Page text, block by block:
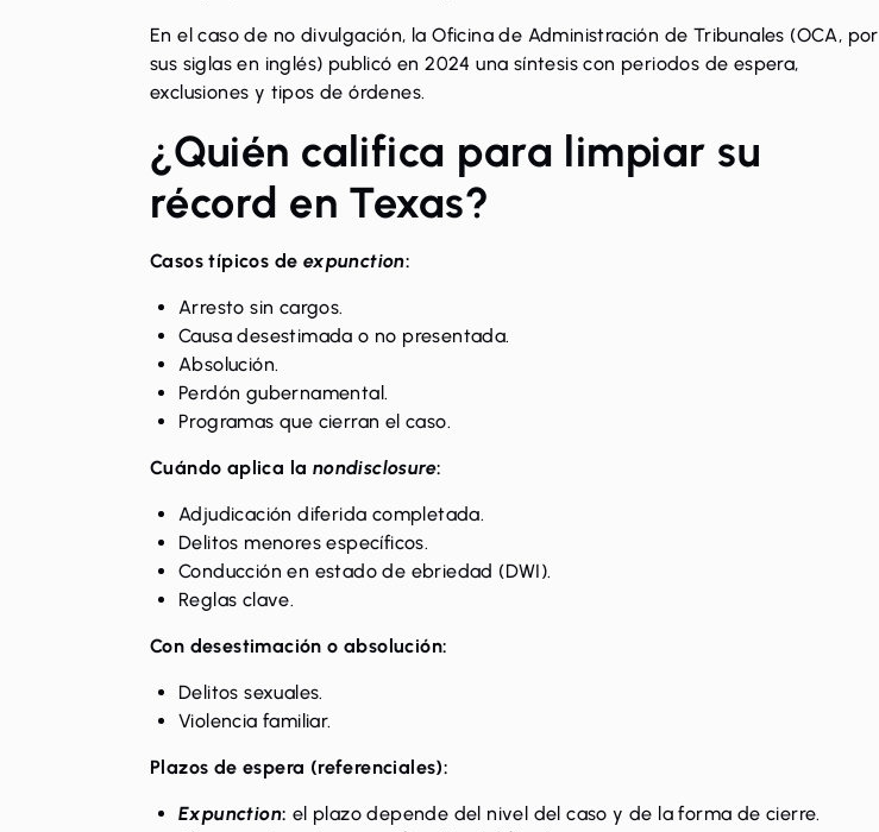
En el caso de no divulgación, laOficina de Administración de Tribunales (OCA, por
sus siglas en inglés) publicó en 2024 una síntesis con periodos de espera,
exclusiones y tipos de órdenes.
¿Quién califica para limpiar su
récord en Texas?
Casos típicos de expunction:
Arresto sin cargos.
Causa desestimada o no presentada.
Absolución.
Perdón gubernamental.
Programas que cierran el caso.
Cuándo aplica la nondisclosure:
Adjudicación diferida completada.
Delitos menores específicos.
Conducción en estado de ebriedad (DWI).
Reglas clave.
Con desestimación o absolución:
Delitos sexuales.
Violencia familiar.
Plazos de espera (referenciales):
Expunction: el plazo depende del nivel del caso y de la forma de cierre.